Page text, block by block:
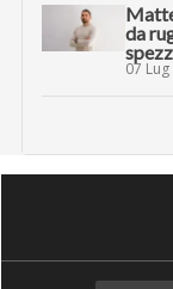
da
07